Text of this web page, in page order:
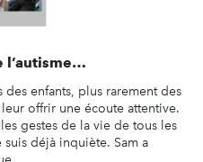
l’autisme…
enfants, plus rarement des
offrir une écoute attentive.
gestes de la vie de tous les
déjà inquiète. Sam a